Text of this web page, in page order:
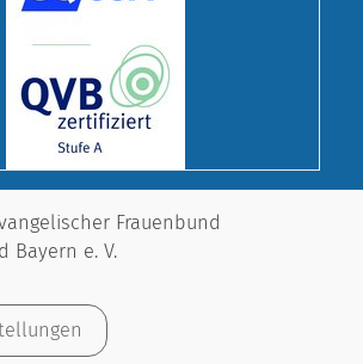
Frauenbund
Bayern e. V.